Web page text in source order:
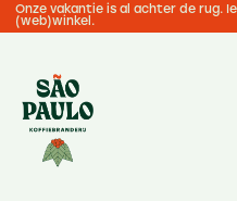
Onze vakantie is al achter de rug.
(web)winkel.